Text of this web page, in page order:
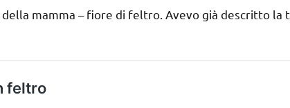
mamma – fiore di feltro. Avevo già descritto la